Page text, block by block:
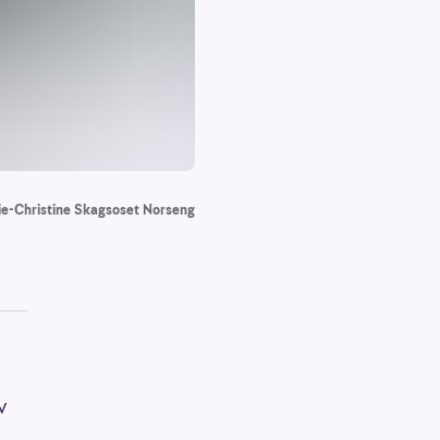
Christine Skagsoset Norseng